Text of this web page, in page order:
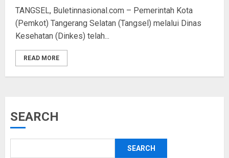
TANGSEL, Buletinnasional.com – Pemerintah Kota
(Pemkot) Tangerang Selatan (Tangsel) melalui Dinas
Kesehatan (Dinkes) telah...
READ MORE
SEARCH
SEARCH
4
Mudahkan Akses dan Tingkatkan
Perekonomian Warga
04/08/2026
5